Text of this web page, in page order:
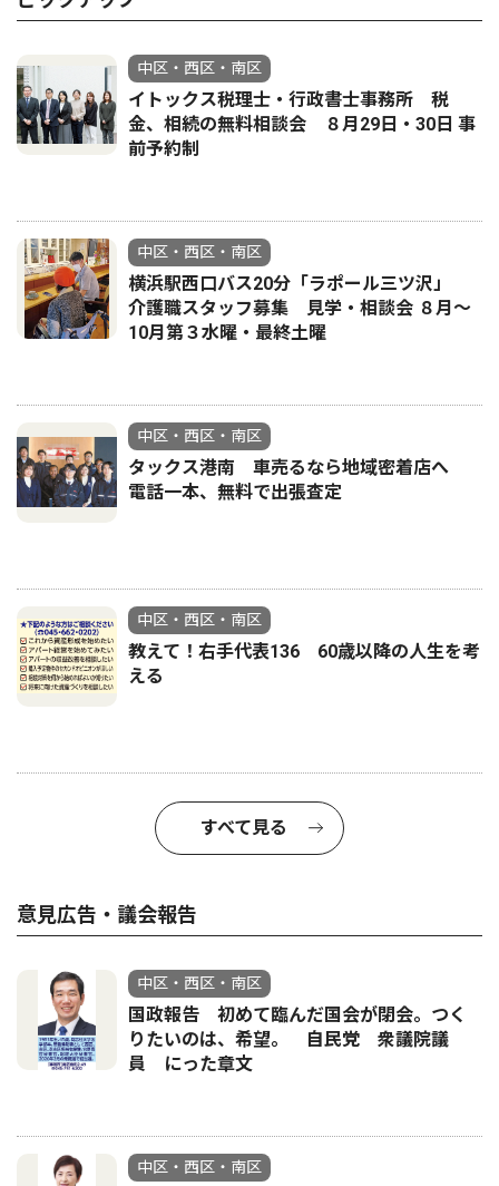
中区・西区・南区
イトックス税理士・行政書士事務所 税
金、相続の無料相談会 ８月29日・30日 事
前予約制
中区・西区・南区
横浜駅西口バス20分「ラポール三ツ沢」
介護職スタッフ募集 見学・相談会 ８月〜
10月第３水曜・最終土曜
中区・西区・南区
タックス港南 車売るなら地域密着店へ
電話一本、無料で出張査定
中区・西区・南区
教えて！右手代表136 60歳以降の人生を考
える
すべて見る
意見広告・議会報告
中区・西区・南区
国政報告 初めて臨んだ国会が閉会。つく
りたいのは、希望。 自民党 衆議院議
員 にった章文
中区・西区・南区